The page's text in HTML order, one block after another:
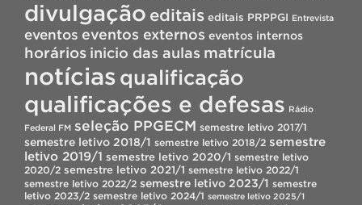
divulgação editais editais PRPPGI Entrevista
eventos eventos externos eventos internos
horários inicio das aulas matrícula
notícias qualificação
qualificações e defesas Rádio
Federal FM seleção PPGECM semestre letivo 2017/1
semestre letivo 2018/1 semestre letivo 2018/2 semestre
letivo 2019/1 semestre letivo 2020/1 semestre letivo
2020/2 semestre letivo 2021/1 semestre letivo 2022/1
semestre letivo 2022/2 semestre letivo 2023/1 semestre
letivo 2023/2 semestre letivo 2024/1 semestre letivo 2025/1